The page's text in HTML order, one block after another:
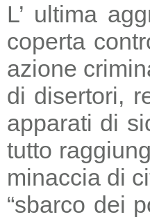
L’ ultima
coperta
azione
di disertori,
apparati di
tutto
minaccia di
“sbarco dei